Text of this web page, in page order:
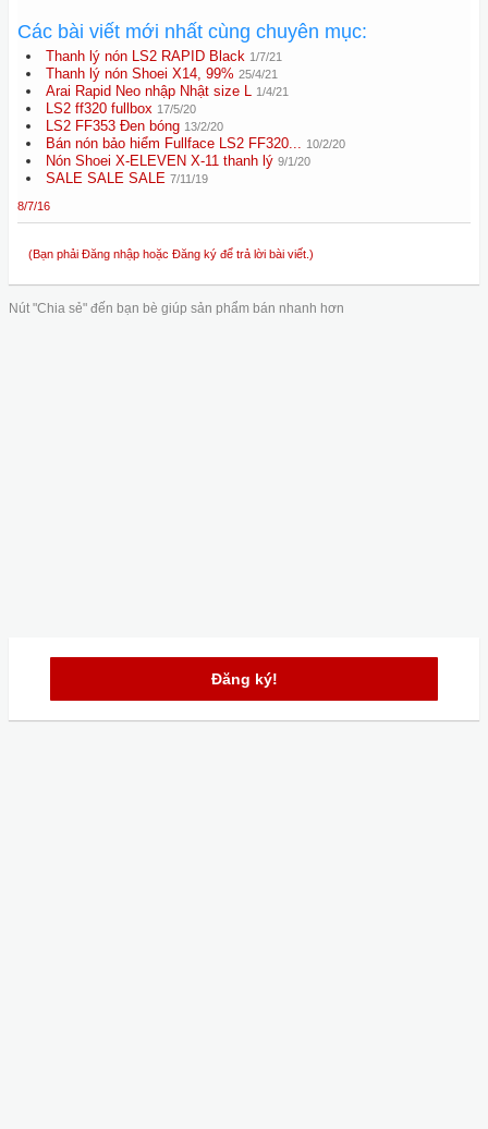
Các bài viết mới nhất cùng chuyên mục:
Thanh lý nón LS2 RAPID Black 1/7/21
Thanh lý nón Shoei X14, 99% 25/4/21
Arai Rapid Neo nhập Nhật size L 1/4/21
LS2 ff320 fullbox 17/5/20
LS2 FF353 Đen bóng 13/2/20
Bán nón bảo hiểm Fullface LS2 FF320... 10/2/20
Nón Shoei X-ELEVEN X-11 thanh lý 9/1/20
SALE SALE SALE 7/11/19
8/7/16
(Bạn phải Đăng nhập hoặc Đăng ký để trả lời bài viết.)
Nút "Chia sẻ" đến bạn bè giúp sản phẩm bán nhanh hơn
Đăng ký!